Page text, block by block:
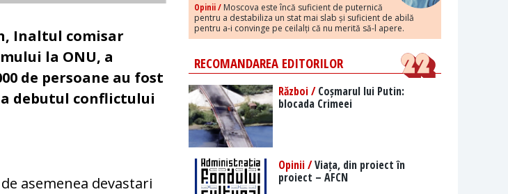
Inaltul comisar
la ONU, a
de persoane au fost
debutul conflictului
asemenea devastari
Opinii / Moscova este încă suficient de puternică
pentru a destabiliza un stat mai slab și suficient de abilă
pentru a-i convinge pe ceilalți că nu merită să-l apere.
RECOMANDAREA EDITORILOR
Război /Coșmarul lui Putin:
blocada Crimeei
Opinii /Viața, din proiect în
proiect – AFCN